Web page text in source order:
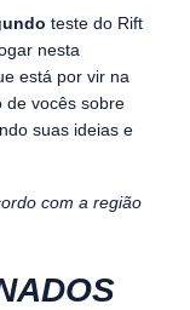
teste do Rift
nesta
está por vir na
de vocês sobre
suas ideias e
com a região